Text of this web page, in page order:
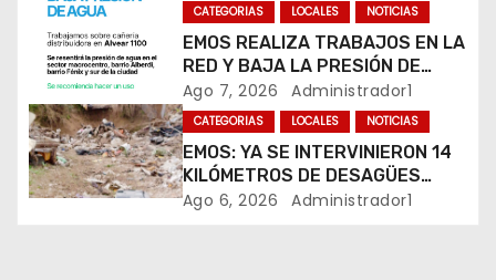
n
t
r
a
CATEGORIAS LOCALES NOTICIAS
EMOS REALIZA TRABAJOS EN LA
RED Y BAJA LA PRESIÓN DE
AGUA EN VARIOS SECTORES DE
RÍO CUARTO
Ago 7, 2026 Administrador1
CATEGORIAS LOCALES NOTICIAS
EMOS: YA SE INTERVINIERON 14
KILÓMETROS DE DESAGÜES
PLUVIALES
Ago 6, 2026 Administrador1